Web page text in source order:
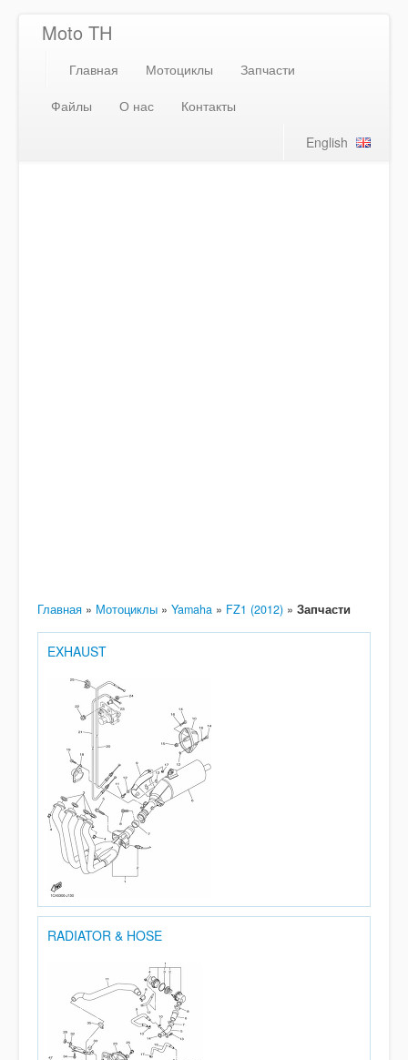
Moto TH
Главная Мотоциклы
Запчасти
Файлы
О нас
Контакты
English
Главная » Мотоциклы » Yamaha » FZ1 (2012) » Запчасти
EXHAUST
RADIATOR & HOSE